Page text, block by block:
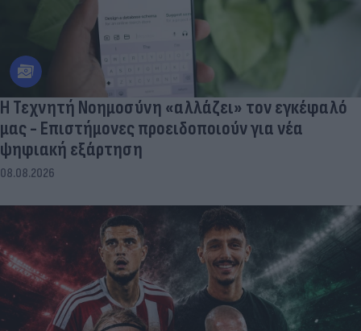
Η Τεχνητή Νοημοσύνη «αλλάζει» τον εγκέφαλό
μας - Eπιστήμονες προειδοποιούν για νέα
ψηφιακή εξάρτηση
08.08.2026